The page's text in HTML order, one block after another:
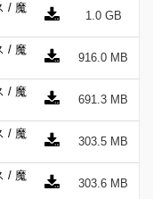
/ 魔
1.0 GB
/ 魔
916.0 MB
/ 魔
691.3 MB
/ 魔
303.5 MB
/ 魔
303.6 MB